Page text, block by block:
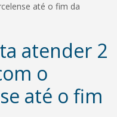
até o fim da
atender 2
o
até o fim